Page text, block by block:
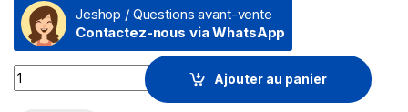
Jeshop / Questions avant-vente
Contactez-nous via WhatsApp
Epson EB-W49 Vidéoprojecteur WXGA (1280 x 800)
Ajouter au panier